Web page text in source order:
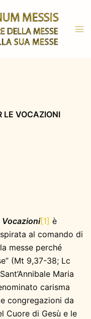
LE VOCAZIONI
Vocazioni[1] è
al comando di
messe perché
(Mt 9,37-38; Lc
Maria
carisma
congregazioni da
Cuore di Gesù e le